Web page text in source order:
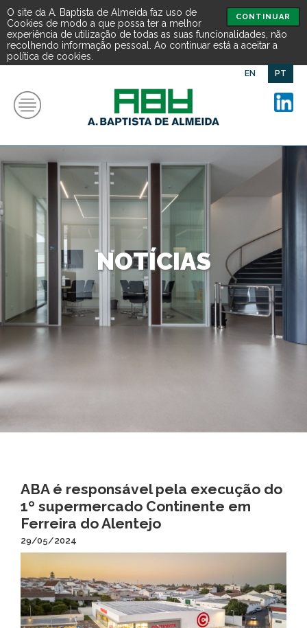
CONTINUAR
O site da A. Baptista de Almeida faz uso de
Cookies de modo a que possa ter a melhor
experiência de utilização de todas as suas funcionalidades, não
recolhendo informação pessoal. Ao continuar está a aceitar a
política de cookies.
EN PT
NOTÍCIAS
ABA é responsável pela execução do
1º supermercado Continente em
Ferreira do Alentejo
29/05/2024